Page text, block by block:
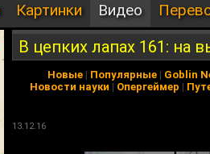
Картинки Видео
В цепких лапах 161: на
Новые | Популярные | Goblin
Новости науки | Опергеймер |
13.12.16